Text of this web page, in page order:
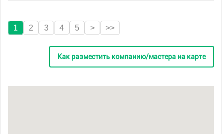
1 2 3 4 5 > >>
Как разместить компанию/мастера на карте